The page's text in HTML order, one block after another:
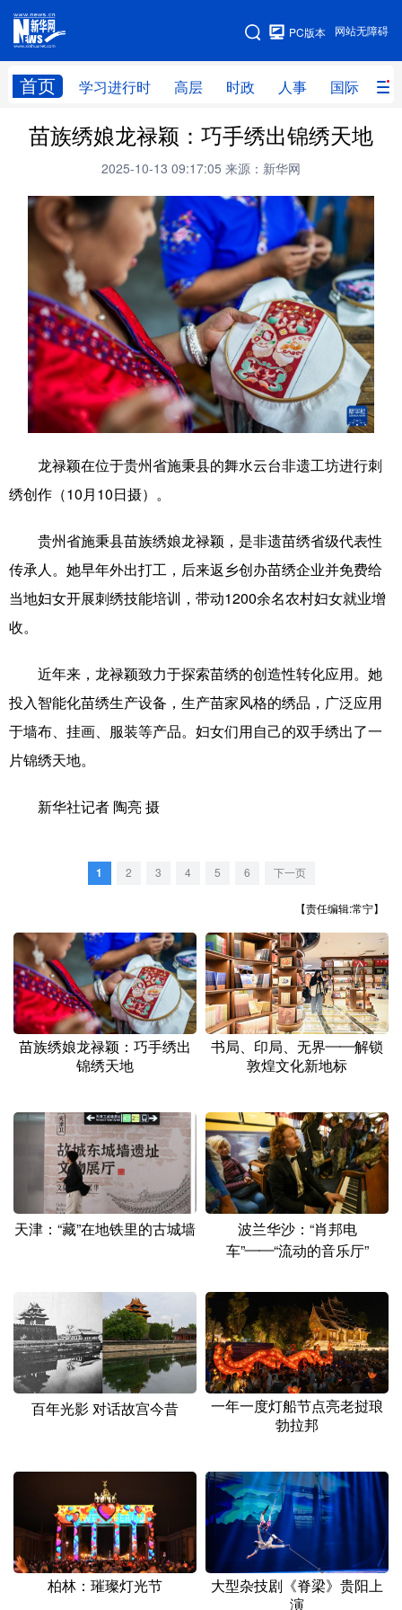
网站无障碍
PC版本
首页 学习进行时 高层 时政 人事 国际 财
网站地图
学习进行时 高层 时政 人事
财经 网评
台湾 思客智库 全球连线 教育
科技 科创 量子 体育
文化 书画 健康 军事
访谈 视频 图片 政务
法律 中央文件 金融 汽车
食品 人居 信息化 数字经济
学术中国 乡村振兴 银龄 溯源中国
城市 旅游 能源 会展
公益 一带一路 亚太网 上市公司
北京 天津 河北 山西
辽宁 吉林 上海 江苏
浙江
山东 河南
新疆 内蒙古 黑龙江
多语种频道
English Español Français عربى
Deutsch Português
苗族绣娘龙禄颖：巧手绣出锦绣天地
2025-10-13 09:17:05 来源：新华网
龙禄颖在位于贵州省施秉县的舞水云台非遗工坊进行刺
绣创作（10月10日摄）。
贵州省施秉县苗族绣娘龙禄颖，是非遗苗绣省级代表性
传承人。她早年外出打工，后来返乡创办苗绣企业并免费给
当地妇女开展刺绣技能培训，带动1200余名农村妇女就业增
收。
近年来，龙禄颖致力于探索苗绣的创造性转化应用。她
投入智能化苗绣生产设备，生产苗家风格的绣品，广泛应用
于墙布、挂画、服装等产品。妇女们用自己的双手绣出了一
片锦绣天地。
新华社记者 陶亮 摄
1 2 3 4 5 6 下一页
【责任编辑:常宁】
苗族绣娘龙禄颖：巧手绣出
锦绣天地
书局、印局、无界——解锁
敦煌文化新地标
天津：“藏”在地铁里的古城墙
波兰华沙：“肖邦电
车”——“流动的音乐厅”
百年光影 对话故宫今昔
一年一度灯船节点亮老挝琅
勃拉邦
柏林：璀璨灯光节
大型杂技剧《脊梁》贵阳上
演